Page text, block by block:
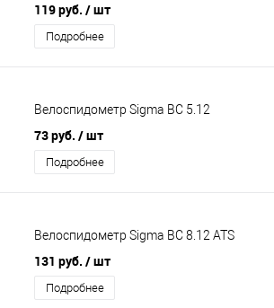
119 руб. / шт
Подробнее
Велоспидометр Sigma BC 5.12
73 руб. / шт
Подробнее
Велоспидометр Sigma BC 8.12 ATS
131 руб. / шт
Подробнее